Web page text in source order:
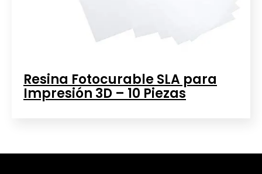
Resina Fotocurable SLA para
Impresión 3D – 10 Piezas